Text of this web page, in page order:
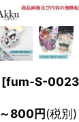
[fum-S-0023
～800円(税別)